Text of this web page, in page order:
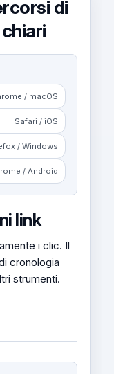
di
/ macOS
Safari / iOS
/ Windows
/ Android
link
i clic. Il
cronologia
strumenti.